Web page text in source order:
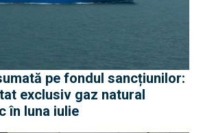
pe fondul sancțiunilor:
exclusiv gaz natural
în luna iulie